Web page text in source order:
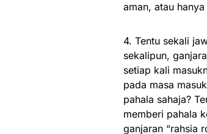
aman, atau
4. Tentu sekali
sekalipun,
setiap kali
pada masa
pahala sahaja?
memberi pahala
ganjaran “rahsia